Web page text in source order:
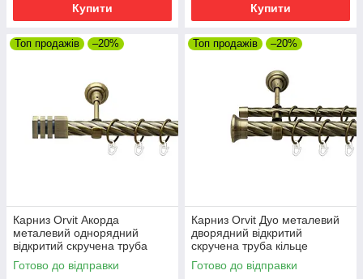
Купити Купити
Топ продажів –20%
Карниз Orvit Акорда
металевий однорядний
відкритий скручена труба
кільце металеве Антик 25 мм
300 см (00-00025727)
Готово до відправки
Топ продажів –20%
Карниз Orvit Дуо металевий
дворядний відкритий
скручена труба кільце
металеве Антик 25\16 мм 300
см (00-00025743)
Готово до відправки